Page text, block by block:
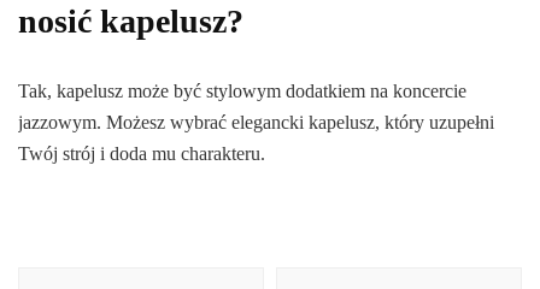
nosić kapelusz?
Tak, kapelusz może być stylowym dodatkiem na koncercie
jazzowym. Możesz wybrać elegancki kapelusz, który uzupełni
Twój strój i doda mu charakteru.